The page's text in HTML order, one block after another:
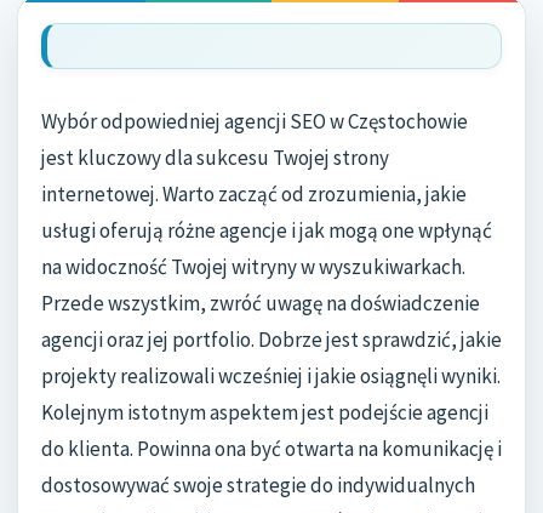
Wybór odpowiedniej agencji SEO w Częstochowie
jest kluczowy dla sukcesu Twojej strony
internetowej. Warto zacząć od zrozumienia, jakie
usługi oferują różne agencje i jak mogą one wpłynąć
na widoczność Twojej witryny w wyszukiwarkach.
Przede wszystkim, zwróć uwagę na doświadczenie
agencji oraz jej portfolio. Dobrze jest sprawdzić, jakie
projekty realizowali wcześniej i jakie osiągnęli wyniki.
Kolejnym istotnym aspektem jest podejście agencji
do klienta. Powinna ona być otwarta na komunikację i
dostosowywać swoje strategie do indywidualnych